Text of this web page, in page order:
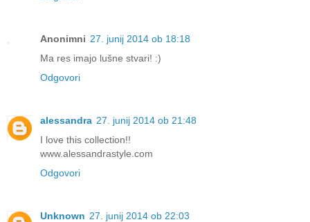
Anonimni 27. junij 2014 ob 18:18
Ma res imajo lušne stvari! :)
Odgovori
alessandra 27. junij 2014 ob 21:48
I love this collection!!
www.alessandrastyle.com
Odgovori
Unknown 27. junij 2014 ob 22:03